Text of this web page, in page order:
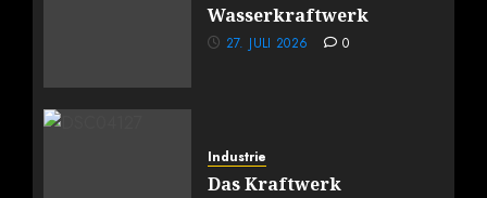
Wasserkraftwerk
27. JULI 2026 0
Industrie
Das Kraftwerk